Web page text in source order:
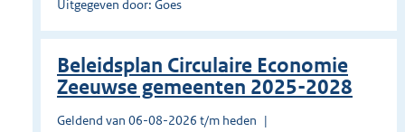
Uitgegeven door: Goes
Beleidsplan Circulaire Economie
Zeeuwse gemeenten 2025-2028
Geldend van 06-08-2026 t/m heden